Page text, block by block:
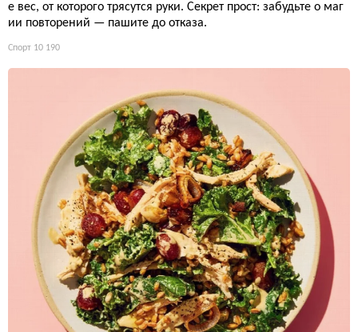
е вес, от которого трясутся руки. Секрет прост: забудьте о маг
ии повторений — пашите до отказа.
Спорт 10 190